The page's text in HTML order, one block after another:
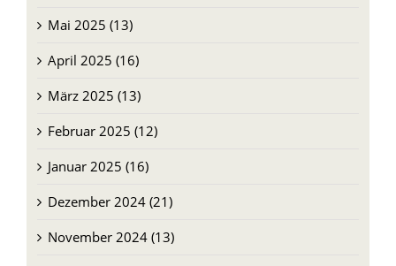
Mai 2025 (13)
April 2025 (16)
März 2025 (13)
Februar 2025 (12)
Januar 2025 (16)
Dezember 2024 (21)
November 2024 (13)